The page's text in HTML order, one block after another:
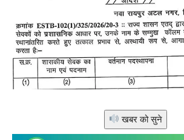
खबर को सुने